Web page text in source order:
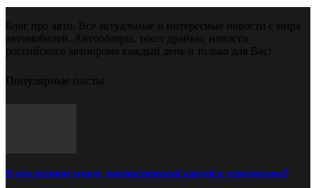
Блог про авто. Все актуальные и интересные новости с мира
автомобилей. Автообзоры, текст драйвы, новости
российского автопрома каждый день и только для Вас!
Популярные посты
В чём разница между диагностической картой и техосмотром?